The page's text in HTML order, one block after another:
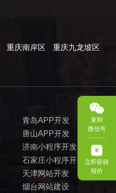
复制
微信号
立即获得
报价
重庆南岸区
重庆九龙坡区
青岛APP开发
唐山APP开发
济南小程序开发
石家庄小程序开发
天津网站开发
烟台网站建设